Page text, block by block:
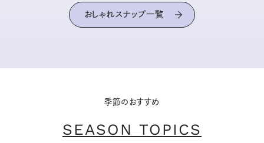
おしゃれスナップ一覧
季節のおすすめ
SEASON TOPICS